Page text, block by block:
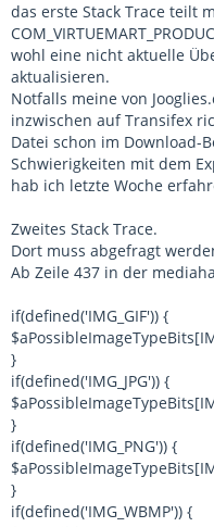
das erste Stack Trace teilt
wohl eine nicht aktuelle
aktualisieren.
Notfalls meine von
inzwischen auf Transifex
Datei schon im Download-
Schwierigkeiten mit dem
hab ich letzte Woche
Zweites Stack Trace.
Dort muss abgefragt
Ab Zeile 437 in der
if(defined('IMG_GIF')) {
}
if(defined('IMG_JPG')) {
}
if(defined('IMG_PNG')) {
}
if(defined('IMG_WBMP')) {